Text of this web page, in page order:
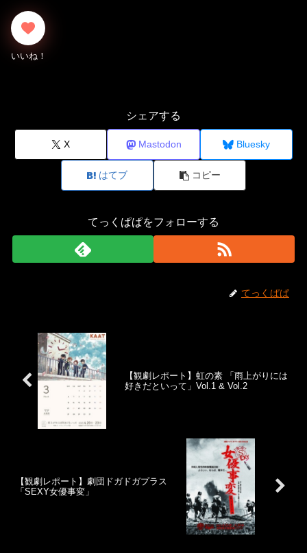
シェアする
X Mastodon Bluesky
はてブ コピー
てっくぱぱをフォローする
てっくぱぱ
【観劇レポート】虹の素 「雨上がりには
好きだといって」Vol.1 & Vol.2
【観劇レポート】劇団ドガドガプラス
「SEXY女優事変」